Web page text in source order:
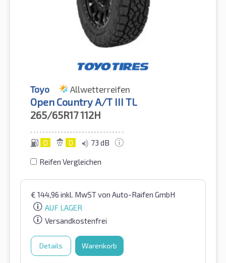
Toyo Allwetterreifen
Open Country A/T III TL
265/65R17112H
D D 73 dB
Reifen Vergleichen
€ 144,96 inkl. MwSTvon Auto-Raifen GmbH
AUF LAGER
Versandkostenfrei
Details Warenkorb